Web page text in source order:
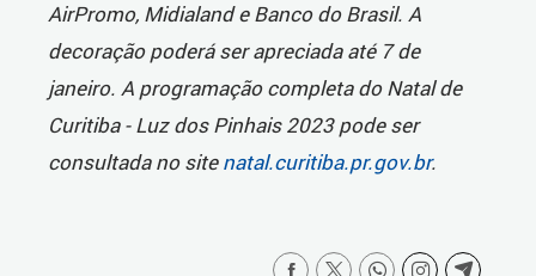
AirPromo, Midialand e Banco do Brasil. A
decoração poderá ser apreciada até 7 de
janeiro. A programação completa do Natal de
Curitiba - Luz dos Pinhais 2023 pode ser
consultada no sitenatal.curitiba.pr.gov.br.